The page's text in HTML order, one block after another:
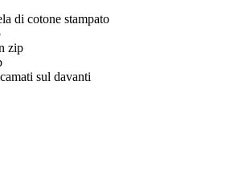
di cotone stampato
zip
sul davanti